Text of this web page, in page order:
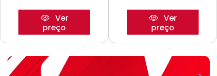
Ver
preço
Ver
preço